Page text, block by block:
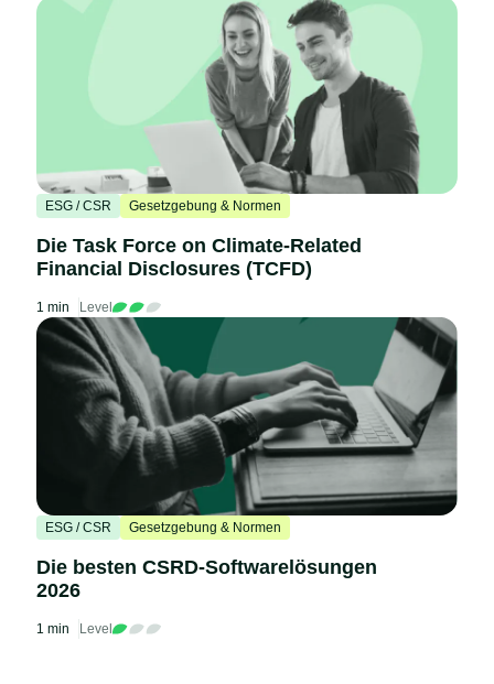
ESG / CSR Gesetzgebung & Normen
Die Task Force on Climate-Related
Financial Disclosures (TCFD)
1 min Level
ESG / CSR Gesetzgebung & Normen
Die besten CSRD-Softwarelösungen
2026
1 min Level